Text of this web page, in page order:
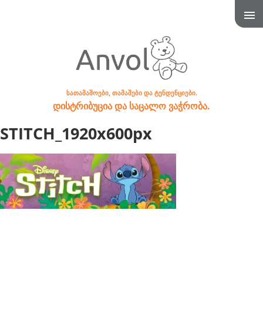
სათამაშოები, თამაშები და ტენდენციები.
დისტრიბუცია და საცალო ვაჭრობა.
STITCH_1920x600px